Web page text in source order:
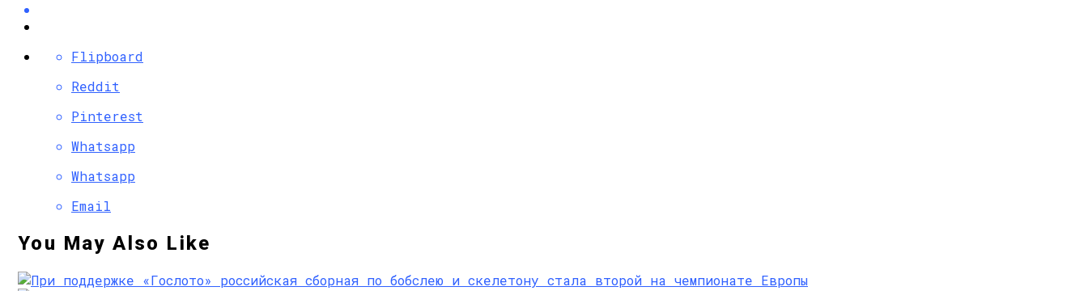
Flipboard
Reddit
Pinterest
Whatsapp
Whatsapp
Email
You May Also Like